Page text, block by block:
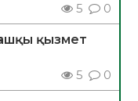
5 0
қызмет
5 0